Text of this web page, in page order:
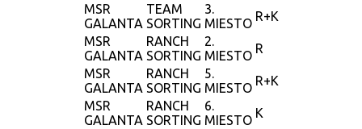
MSR
GALANTA
TEAM
SORTING
3.
MIESTO R+K
MSR
GALANTA
RANCH
SORTING
2.
MIESTO R
MSR
GALANTA
RANCH
SORTING
5.
MIESTO R+K
MSR
GALANTA
RANCH
SORTING
6.
MIESTO K